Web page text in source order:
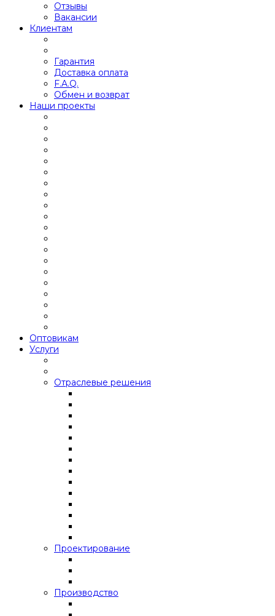
Отзывы
Вакансии
Клиентам
Гарантия
Доставка оплата
F.A.Q.
Обмен и возврат
Наши проекты
Оптовикам
Услуги
Отраслевые решения
Проектирование
Производство